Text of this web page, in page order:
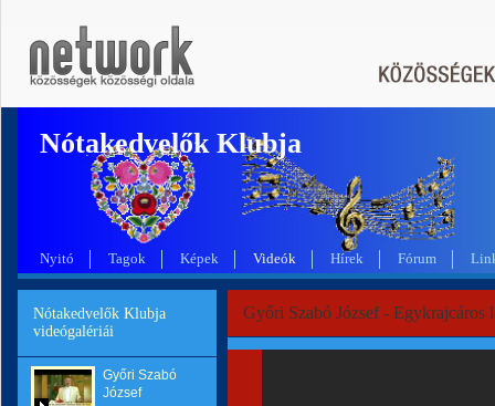
Nótakedvelők Klubja
Nyitó Tagok Képek Videók Hírek Fórum
Nótakedvelők Klubja
videógalériái
Győri Szabó
József
Győri Szabó József - Egykrajcáros